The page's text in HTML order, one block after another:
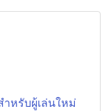
ำหรับผู้เล่นใหม่